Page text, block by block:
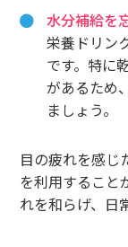
水分補給を
栄養ドリン
です。特に
があるため
ましょう。
目の疲れを感じ
を利用すること
れを和らげ、日